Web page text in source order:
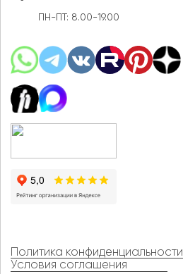
ПН-ПТ: 8.00-19.00
Политика конфиденциальности
Условия соглашения